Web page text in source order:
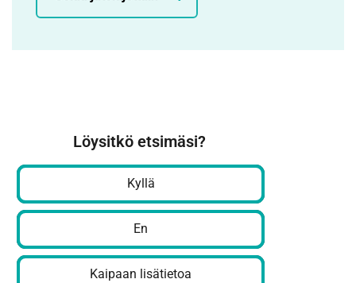
Löysitkö etsimäsi?
Kyllä
En
Kaipaan lisätietoa